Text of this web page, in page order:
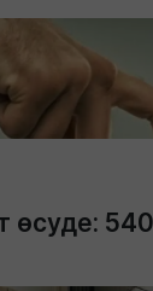
өсуде: